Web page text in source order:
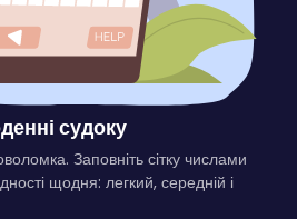
судоку
Заповніть сітку числами
щодня: легкий, середній і